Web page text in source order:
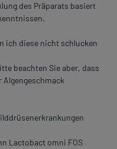
des Präparats basiert
ich diese nicht schlucken
beachten Sie aber, dass
Lactobact omni FOS